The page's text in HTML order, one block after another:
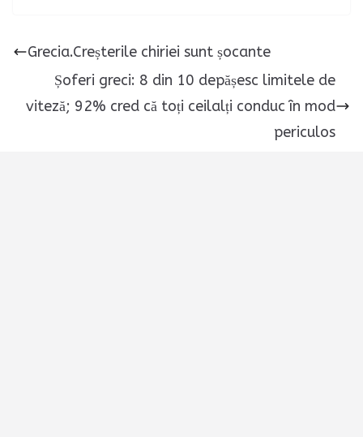
Grecia.Creșterile chiriei sunt șocante
Șoferi greci: 8 din 10 depășesc limitele de
viteză; 92% cred că toți ceilalți conduc în mod
periculos